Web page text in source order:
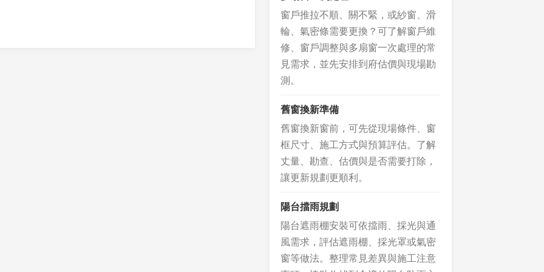
窗戶推拉不順、關不緊，或紗窗、滑
輪、氣密條需要更換？可了解窗戶維
修、窗戶調整與多扇窗一次處理的常
見需求，並先安排到府估價與現場勘
測。
舊窗換新準備
舊窗換新窗前，可先從現場條件、窗
框尺寸、施工方式與預算評估。了解
丈量、勘查、估價與是否需要打除，
讓更新規劃更順利。
陽台擋雨規劃
陽台遮雨棚安裝可依擋雨、採光與通
風需求，評估遮雨棚、採光罩或氣密
窗等做法。整理常見差異與施工注意